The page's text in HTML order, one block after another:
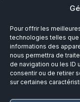
Pour offrir les
technologies telles
informations des
nous permettra de
de navigation ou les ID
consentir ou de retirer
sur certaines
Notre histoire
Du lundi au vendredi
8h00-12h30 et 13h30-
Téléphone :03 20 28